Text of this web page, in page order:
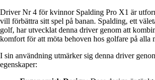
Driver Nr 4 för kvinnor Spalding Pro X1 är
vill förbättra sitt spel på banan. Spalding, ett
golf, har utvecklat denna driver genom att
komfort för att möta behoven hos golfare på alla
I sin användning utmärker sig denna driver
egenskaper: